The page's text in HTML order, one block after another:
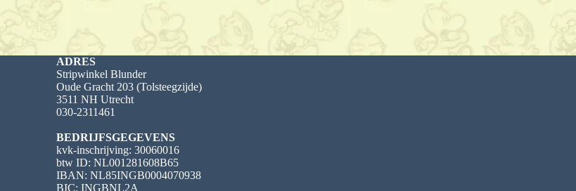
ADRES
Stripwinkel Blunder
Oude Gracht 203 (Tolsteegzijde)
3511 NH Utrecht
030-2311461
BEDRIJFSGEGEVENS
kvk-inschrijving: 30060016
btw ID: NL001281608B65
IBAN: NL85INGB0004070938
BIC: INGBNL2A